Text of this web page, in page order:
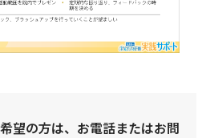
望の方は、お電話またはお問